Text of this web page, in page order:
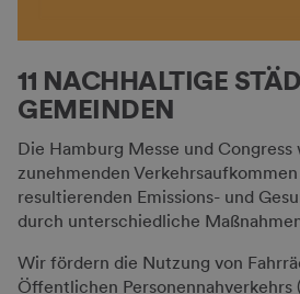
11 NACHHALTIGE
GEMEINDEN
Die Hamburg Messe und
zunehmenden
resultierenden Emissions- und
durch unterschiedliche
Wir fördern die Nutzung von
Öffentlichen Personennahverkehrs